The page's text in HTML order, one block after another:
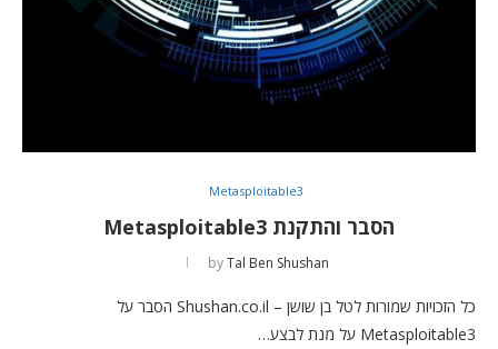
Metasploitable3
הסבר והתקנת Metasploitable3
byTal Ben Shushan
כל הזכויות שמורות לטל בן שושן – Shushan.co.il הסבר על
Metasploitable3 על מנת לבצע…